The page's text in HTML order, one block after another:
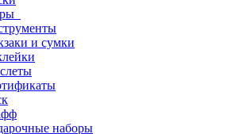
и сумки
наборы